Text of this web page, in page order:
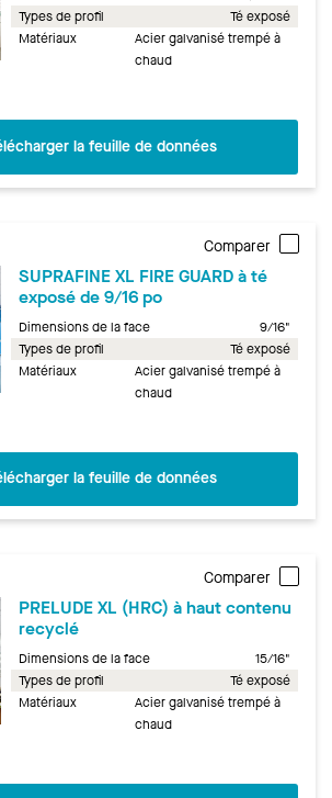
Types de profil
Té exposé
Matériaux
Acier galvanisé trempé à
chaud
la feuille de données
Comparer
SUPRAFINE XL FIRE GUARD à té
exposé de 9/16 po
Dimensions de la face
9/16"
Types de profil
Té exposé
Matériaux
Acier galvanisé trempé à
chaud
la feuille de données
Comparer
PRELUDE XL (HRC) à haut contenu
recyclé
Dimensions de la face
15/16"
Types de profil
Té exposé
Matériaux
Acier galvanisé trempé à
chaud